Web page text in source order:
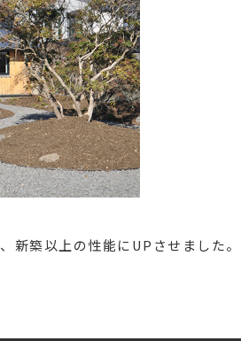
新築以上の性能にUPさせました。